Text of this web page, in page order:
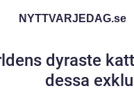
NYTTVARJEDAG.se
dyraste
dessa